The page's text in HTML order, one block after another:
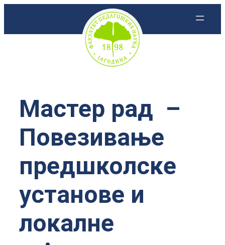
Мастер рад –
Повезивање
предшколске
установе и
локалне